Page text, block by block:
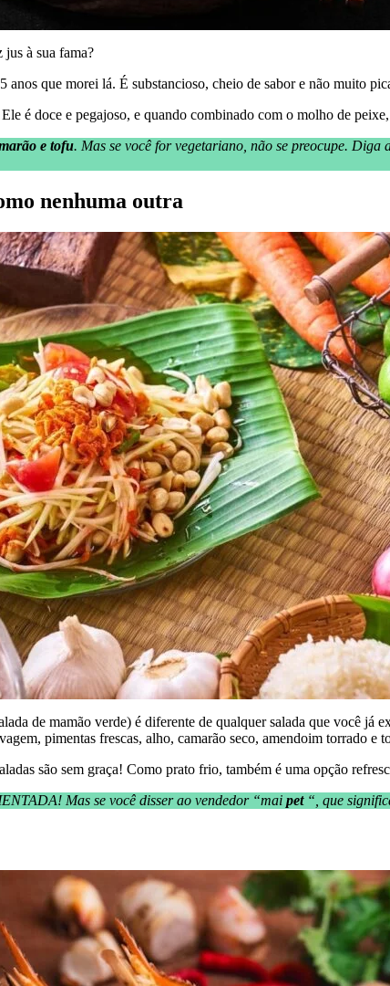
à sua fama?
que morei lá. É substancioso, cheio de sabor e não muito
Ele é doce e pegajoso, e quando combinado com o molho de
e tofu. Mas se você for vegetariano, não se preocupe. Diga
nenhuma outra
de mamão verde) é diferente de qualquer salada que você já
pimentas frescas, alho, camarão seco, amendoim torrado e
são sem graça! Como prato frio, também é uma opção
Mas se você disser ao vendedor “mai pet“, que